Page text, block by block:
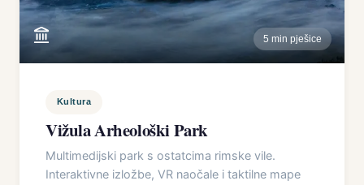
5 min pješice
Kultura
Vižula Arheološki Park
Multimedijski park s ostatcima rimske vile.
Interaktivne izložbe, VR naočale i taktilne mape